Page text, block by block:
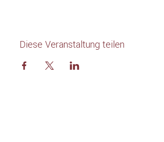
Diese Veranstaltung teilen